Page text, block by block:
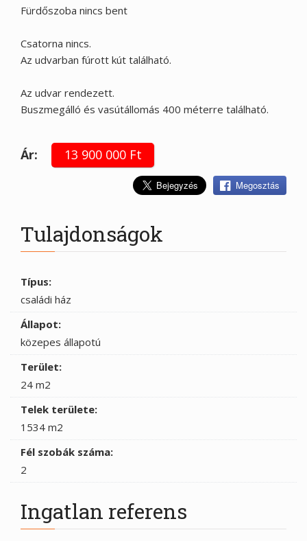
Fürdőszoba nincs bent
Csatorna nincs.
Az udvarban fúrott kút található.
Az udvar rendezett.
Buszmegálló és vasútállomás 400 méterre található.
Ár: 13 900 000 Ft
Megosztás
Tulajdonságok
Típus:
családi ház
Állapot:
közepes állapotú
Terület:
24 m2
Telek területe:
1534 m2
Fél szobák száma:
2
Ingatlan referens